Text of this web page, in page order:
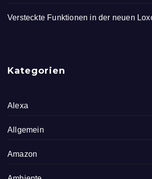
Versteckte Funktionen in der neuen
Kategorien
Alexa
Allgemein
Amazon